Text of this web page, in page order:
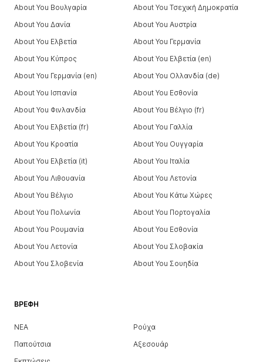
ΒΡΈΦΗ
ΝΕΑ
Ρούχα
Παπούτσια
Αξεσουάρ
About You Βουλγαρία
About You Τσεχική Δημοκρατία
About You Δανία
About You Αυστρία
About You Ελβετία
About You Γερμανία
About You Κύπρος
About You Ελβετία (en)
About You Γερμανία (en)
About You Ολλανδία (de)
About You Ισπανία
About You Εσθονία
About You Φινλανδία
About You Βέλγιο (fr)
About You Ελβετία (fr)
About You Γαλλία
About You Κροατία
About You Ουγγαρία
About You Ελβετία (it)
About You Ιταλία
About You Λιθουανία
About You Λετονία
About You Βέλγιο
About You Κάτω Χώρες
About You Πολωνία
About You Πορτογαλία
About You Ρουμανία
About You Εσθονία
About You Λετονία
About You Σλοβακία
About You Σλοβενία
About You Σουηδία